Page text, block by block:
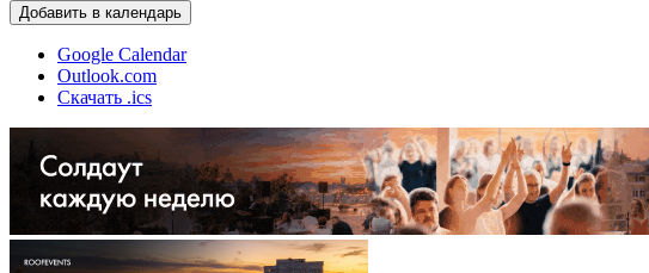
Добавить в календарь
Google Calendar
Outlook.com
Скачать .ics